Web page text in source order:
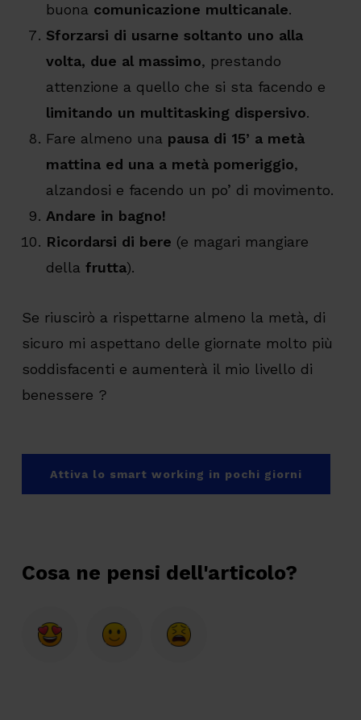
buona comunicazione multicanale.
Sforzarsi di usarne soltanto uno alla
volta, due al massimo, prestando
attenzione a quello che si sta facendo e
limitando un multitasking dispersivo.
Fare almeno una pausa di 15’ a metà
mattina ed una a metà pomeriggio,
alzandosi e facendo un po’ di movimento.
Andare in bagno!
Ricordarsi di bere (e magari mangiare
della frutta).
Se riuscirò a rispettarne almeno la metà, di
sicuro mi aspettano delle giornate molto più
soddisfacenti e aumenterà il mio livello di
benessere ?
Attiva lo smart working in pochi giorni
Cosa ne pensi dell'articolo?